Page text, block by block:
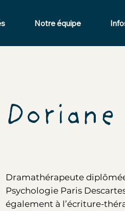
Notre équipe
Doriane
Dramathérapeute
Psychologie Paris
également à l’écriture-